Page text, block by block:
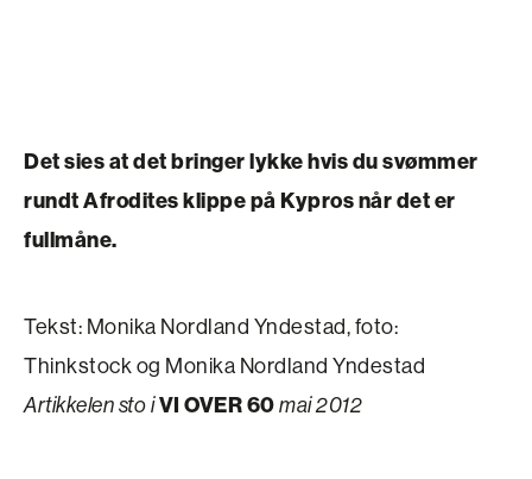
Det sies at det bringer lykke hvis du svømmer
rundt Afrodites klippe på Kypros når det er
fullmåne.
Tekst: Monika Nordland Yndestad, foto:
Thinkstock og Monika Nordland Yndestad
Artikkelen sto i VI OVER 60 mai 2012